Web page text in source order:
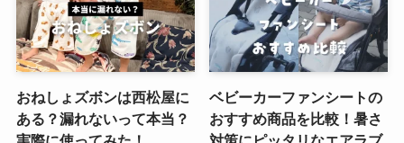
おねしょズボンは西松屋に
ある？漏れないって本当？
ベビーカーファンシートの
おすすめ商品を比較！暑さ